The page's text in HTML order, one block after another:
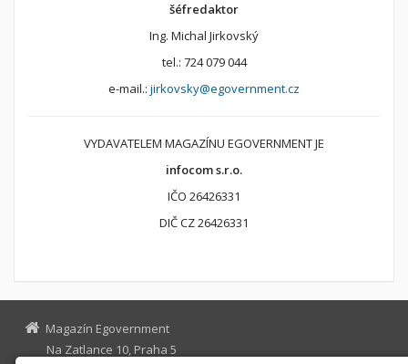
šéfredaktor
Ing. Michal Jirkovský
tel.: 724 079 044
e-mail.: jirkovsky@egovernment.cz
VYDAVATELEM MAGAZÍNU EGOVERNMENT JE
infocom s.r.o.
IČO 26426331
DIČ CZ 26426331
Magazín Egovernment
Na Zatlance 10, Praha 5